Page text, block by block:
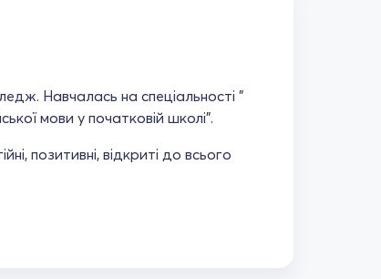
Навчалась на спеціальності "
мови у початковій школі".
позитивні, відкриті до всього